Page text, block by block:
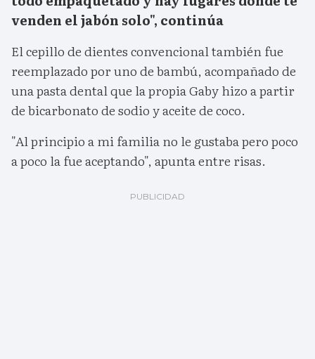
venden el jabón solo", continúa
El cepillo de dientes convencional también fue
reemplazado por uno de bambú, acompañado de
una pasta dental que la propia Gaby hizo a partir
de bicarbonato de sodio y aceite de coco.
"Al principio a mi familia no le gustaba pero poco
a poco la fue aceptando", apunta entre risas.